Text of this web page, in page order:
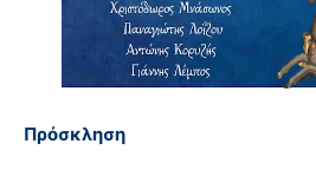
Πρόσκληση